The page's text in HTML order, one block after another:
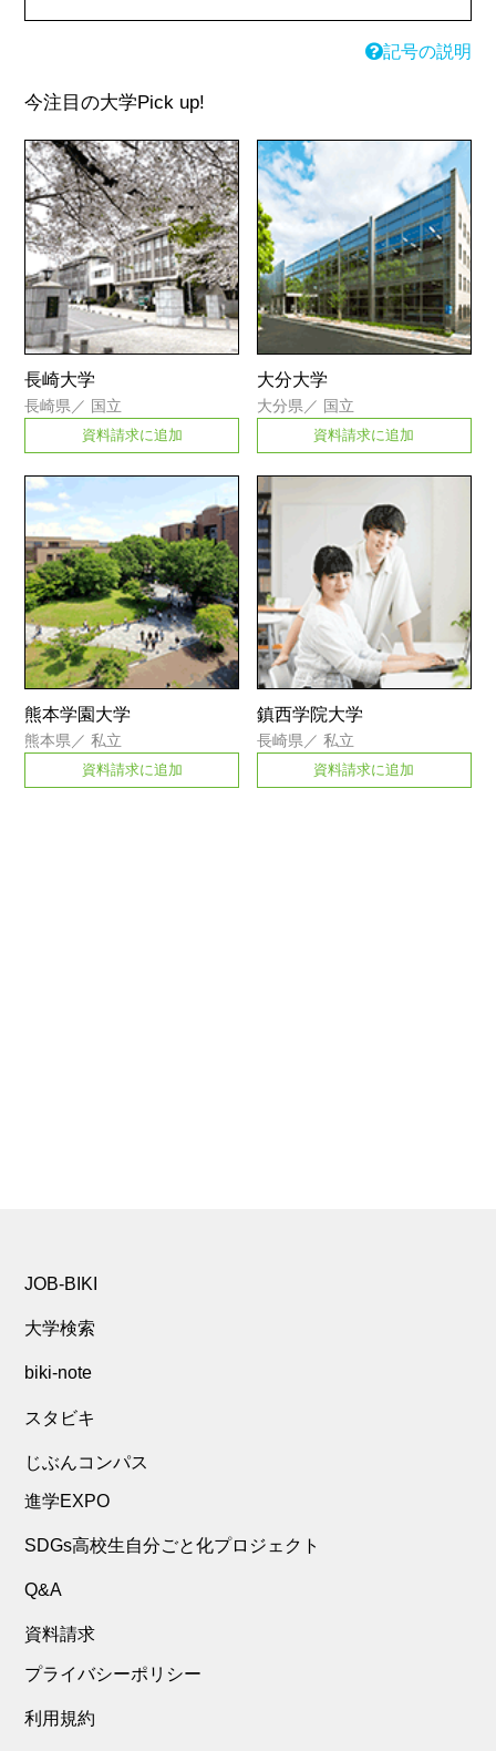
記号の説明
今注目の大学Pick up!
長崎大学
長崎県 ／ 国立
資料請求に追加
大分大学
大分県 ／ 国立
資料請求に追加
熊本学園大学
熊本県 ／私立
資料請求に追加
鎮西学院大学
長崎県 ／私立
資料請求に追加
JOB-BIKI
大学検索
biki-note
スタビキ
じぶんコンパス
進学EXPO
SDGs高校生自分ごと化プロジェクト
Q&A
資料請求
プライバシーポリシー
利用規約